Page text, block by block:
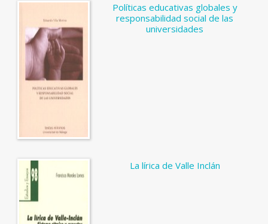
Políticas educativas globales y
responsabilidad social de las
universidades
La lírica de Valle Inclán